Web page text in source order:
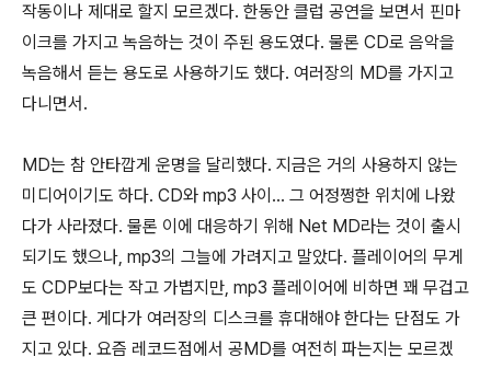
작동이나 제대로 할지 모르겠다. 한동안 클럽 공연을 보면서 핀마
이크를 가지고 녹음하는 것이 주된 용도였다. 물론 CD로 음악을
녹음해서 듣는 용도로 사용하기도 했다. 여러장의 MD를 가지고
다니면서.
MD는 참 안타깝게 운명을 달리했다. 지금은 거의 사용하지 않는
미디어이기도 하다. CD와 mp3 사이... 그 어정쩡한 위치에 나왔
다가 사라졌다. 물론 이에 대응하기 위해 Net MD라는 것이 출시
되기도 했으나, mp3의 그늘에 가려지고 말았다. 플레이어의 무게
도 CDP보다는 작고 가볍지만, mp3 플레이어에 비하면 꽤 무겁고
큰 편이다. 게다가 여러장의 디스크를 휴대해야 한다는 단점도 가
지고 있다. 요즘 레코드점에서 공MD를 여전히 파는지는 모르겠